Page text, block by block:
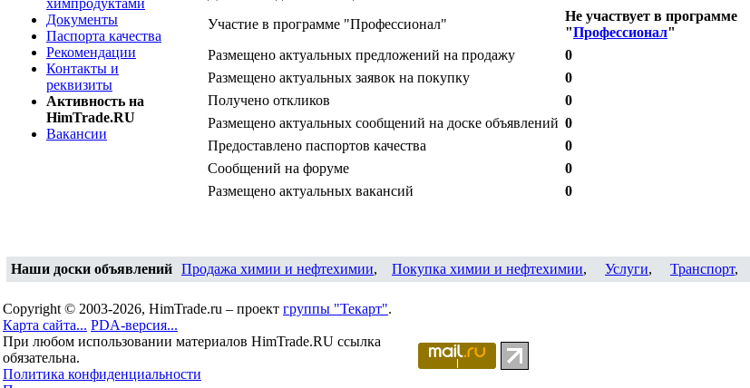
химпродуктами
Документы
Паспорта качества
Рекомендации
Контакты и
реквизиты
Активность на
HimTrade.RU
Вакансии
Участие в программе "Профессионал"
Не участвует в программе
"Профессионал"
Размещено актуальных предложений на продажу
0
Размещено актуальных заявок на покупку
0
Получено откликов
0
Размещено актуальных сообщений на доске объявлений 0
Предоставлено паспортов качества
0
Сообщений на форуме
0
Размещено актуальных вакансий
0
Наши доски объявлений Продажа химии и нефтехимии, Покупка химии и нефтехимии, Услуги, Транспорт,
Copyright © 2003-2026, HimTrade.ru – проект группы "Текарт".
Карта сайта... PDA-версия...
При любом использовании материалов HimTrade.RU ссылка
обязательна.
Политика конфиденциальности